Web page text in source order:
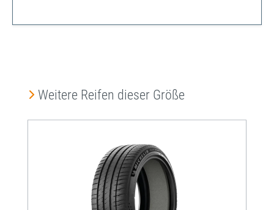
Produktgalerie überspringen
Weitere Reifen dieser Größe